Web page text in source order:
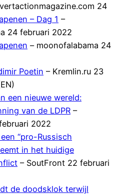
24
– Dag 1 –
24 februari 2022
– moonofalabama 24
Poetin – Kremlin.ru 23
een nieuwe wereld:
van de LDPR –
2022
“pro-Russisch
in het huidige
– SoutFront 22 februari
de doodsklok terwijl